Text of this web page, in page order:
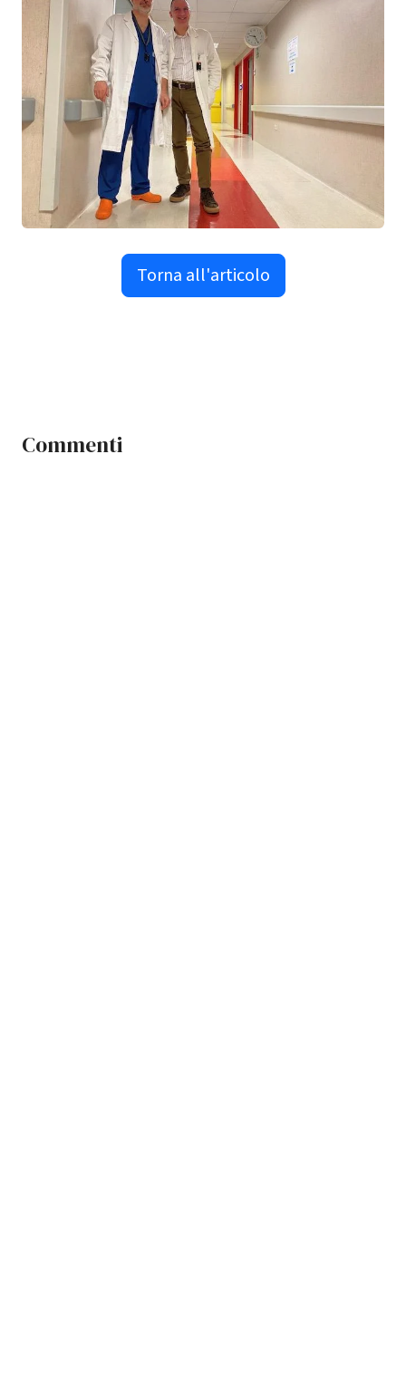
Torna all'articolo
Commenti